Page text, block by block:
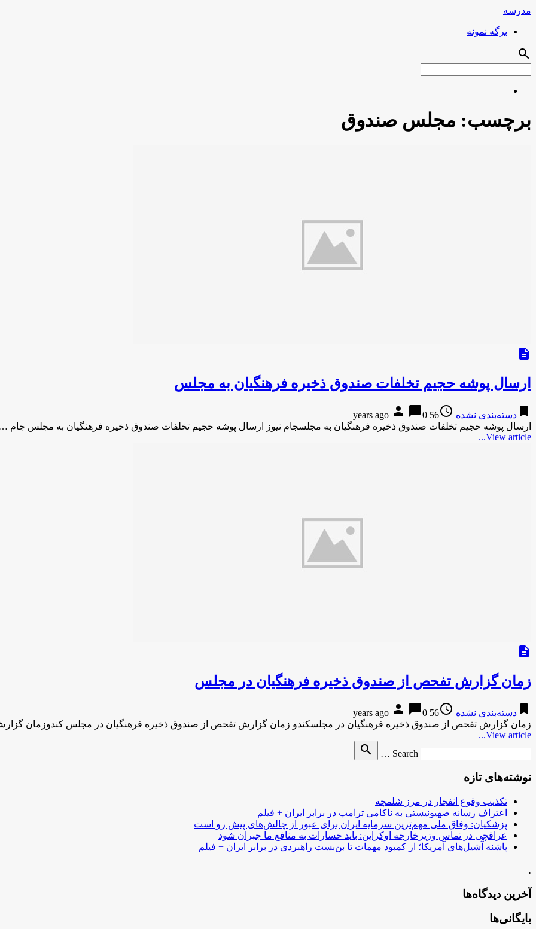
مدرسه
برگه نمونه
search
برچسب: مجلس صندوق
description
ارسال پوشه حجیم تخلفات صندوق ذخیره فرهنگیان به مجلس
bookmark دسته‌بندی نشده access_time
56 years ago
person chat_bubble0
ارسال پوشه حجیم تخلفات صندوق ذخیره فرهنگیان به مجلسجام نیوز ارسال پوشه حجیم تخلفات صندوق ذخیره فرهنگیان به مجلس جام
View article...
description
زمان گزارش تفحص از صندوق ذخیره فرهنگیان در مجلس
bookmark دسته‌بندی نشده access_time
56 years ago
person chat_bubble0
زمان گزارش تفحص از صندوق ذخیره فرهنگیان در مجلسکندو زمان گزارش تفحص از صندوق ذخیره فرهنگیان در مجلس کندوزمان
View article...
Search …
search
نوشته‌های تازه
تکذیب وقوع انفجار در مرز شلمچه
اعتراف رسانه صهیونیستی به ناکامی ترامپ در برابر ایران + فیلم
پزشکیان: وفاق ملی مهم‌ترین سرمایه ایران برای عبور از چالش‌های پیش رو است
عراقچی در تماس وزیرخارجه اوکراین: باید خسارات به منافع ما جبران شود
پاشنه آشیل‌های آمریکا؛ از کمبود مهمات تا بن‌بست راهبردی در برابر ایران + فیلم
.
آخرین دیدگاه‌ها
بایگانی‌ها